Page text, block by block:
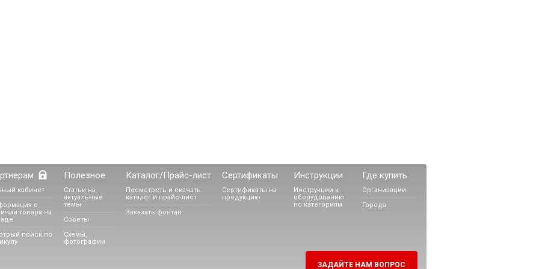
кабинет
о
товара на
поиск по
Полезное
Статьи на
актуальные
темы
Советы
Схемы,
фотографии
Каталог/Прайс-лист
Посмотреть и скачать
каталог и прайс-лист
Заказать фонтан
Сертификаты
Сертификаты на
продукцию
Инструкции
Инструкции к
оборудованию
по категориям
Где купить
Организации
Города
ЗАДАЙТЕ НАМ ВОПРОС